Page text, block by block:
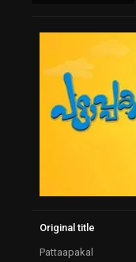
Original title
Pattaapakal